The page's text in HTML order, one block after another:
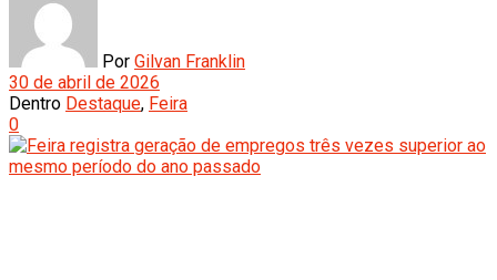
Por Gilvan Franklin
30 de abril de 2026
Dentro Destaque, Feira
0